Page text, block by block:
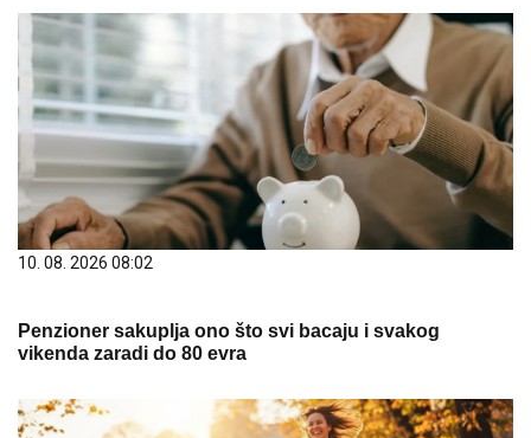
10. 08. 2026 08:02
Penzioner sakuplja ono što svi bacaju i svakog
vikenda zaradi do 80 evra
10. 08. 2026 13:14